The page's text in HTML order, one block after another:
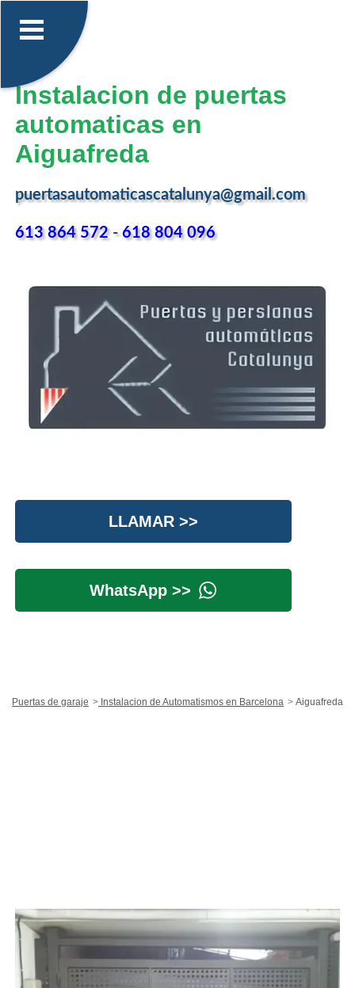
Instalacion de puertas
automaticas en
Aiguafreda
puertasautomaticascatalunya@gmail.com
613 864 572-618 804 096
LLAMAR >>
WhatsApp >>
Puertas de garaje Instalacion de Automatismos en Barcelona Aiguafreda